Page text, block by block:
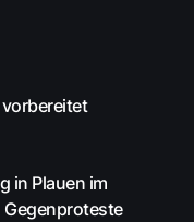
in Plauen im